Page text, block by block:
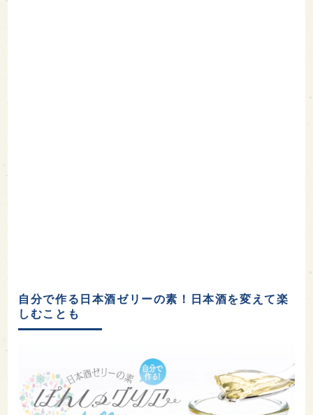
自分で作る日本酒ゼリーの素！日本酒を変えて楽
しむことも